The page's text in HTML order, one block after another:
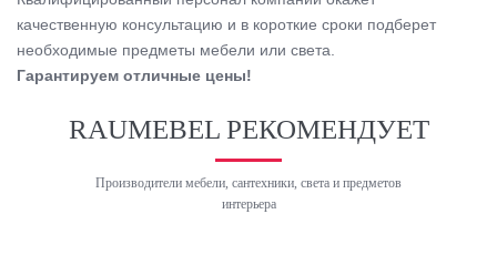
качественную консультацию и в короткие сроки подберет
необходимые предметы мебели или света.
Гарантируем отличные цены!
RAUMEBEL РЕКОМЕНДУЕТ
Производители мебели, сантехники, света и предметов
интерьера